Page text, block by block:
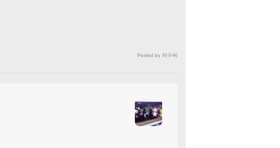
Posted by 자수씨